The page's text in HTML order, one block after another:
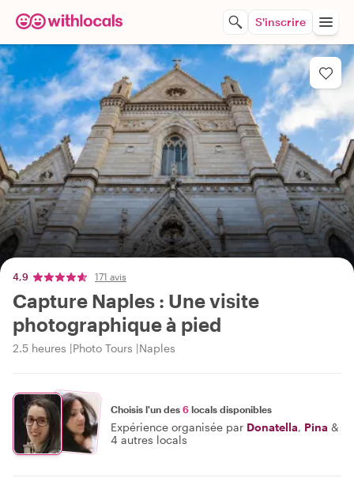
S'inscrire
4,9 171 avis
Capture Naples : Une visite
photographique à pied
2.5 heures Photo Tours Naples
Choisis l'un des 6 locals disponibles
Expérience organisée par Donatella, Pina &
4 autres locals